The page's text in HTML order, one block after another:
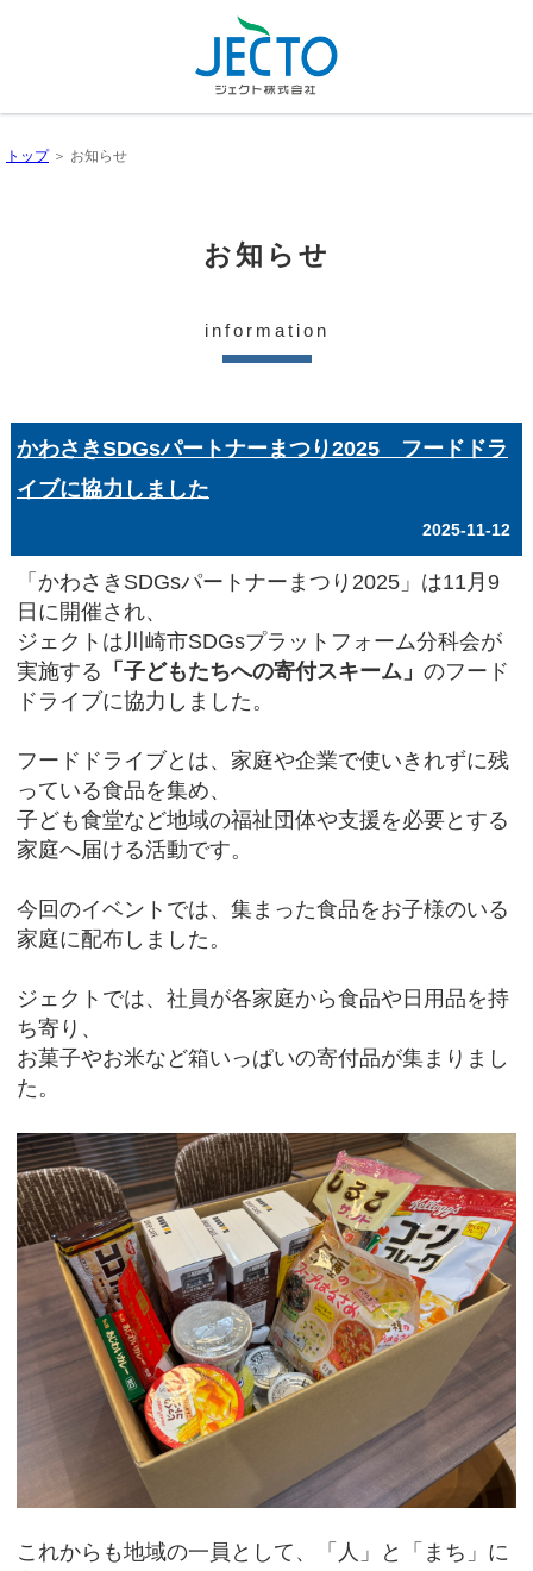
トップ＞ お知らせ
お知らせ
information
かわさきSDGsパートナーまつり2025 フードドラ
イブに協力しました
2025-11-12
「かわさきSDGsパートナーまつり2025」は11月9
日に開催され、
ジェクトは川崎市SDGsプラットフォーム分科会が
実施する 「子どもたちへの寄付スキーム」 のフード
ドライブに協力しました。
フードドライブとは、家庭や企業で使いきれずに残
っている食品を集め、
子ども食堂など地域の福祉団体や支援を必要とする
家庭へ届ける活動です。
今回のイベントでは、集まった食品をお子様のいる
家庭に配布しました。
ジェクトでは、社員が各家庭から食品や日用品を持
ち寄り、
お菓子やお米など箱いっぱいの寄付品が集まりまし
た。
これからも地域の一員として、「人」と「まち」に